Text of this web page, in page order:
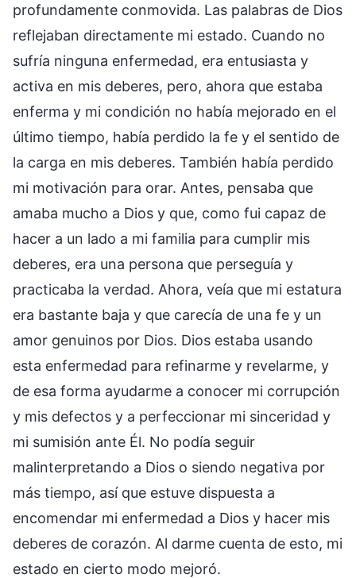
profundamente conmovida. Las palabras de Dios
reflejaban directamente mi estado. Cuando no
sufría ninguna enfermedad, era entusiasta y
activa en mis deberes, pero, ahora que estaba
enferma y mi condición no había mejorado en el
último tiempo, había perdido la fe y el sentido de
la carga en mis deberes. También había perdido
mi motivación para orar. Antes, pensaba que
amaba mucho a Dios y que, como fui capaz de
hacer a un lado a mi familia para cumplir mis
deberes, era una persona que perseguía y
practicaba la verdad. Ahora, veía que mi estatura
era bastante baja y que carecía de una fe y un
amor genuinos por Dios. Dios estaba usando
esta enfermedad para refinarme y revelarme, y
de esa forma ayudarme a conocer mi corrupción
y mis defectos y a perfeccionar mi sinceridad y
mi sumisión ante Él. No podía seguir
malinterpretando a Dios o siendo negativa por
más tiempo, así que estuve dispuesta a
encomendar mi enfermedad a Dios y hacer mis
deberes de corazón. Al darme cuenta de esto, mi
estado en cierto modo mejoró.